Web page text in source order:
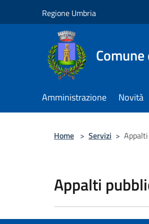
Regione Umbria
Amministrazione Novità
Home > Servizi >
Appalti